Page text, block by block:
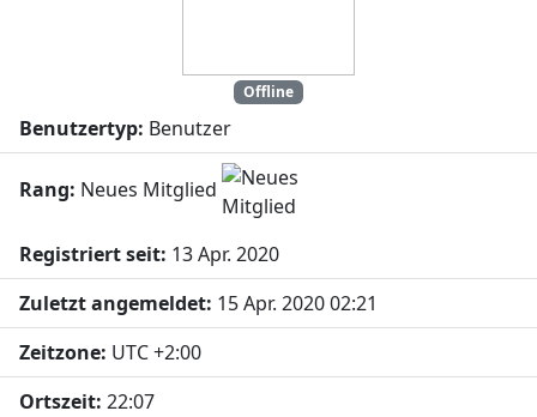
Offline
Benutzertyp: Benutzer
Rang: Neues Mitglied
Registriert seit: 13 Apr. 2020
Zuletzt angemeldet: 15 Apr. 2020 02:21
Zeitzone: UTC +2:00
Ortszeit: 22:07